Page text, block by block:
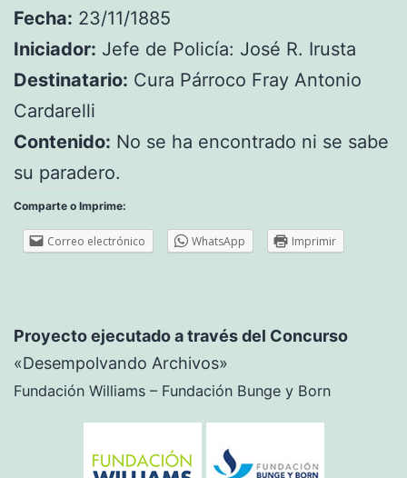
Fecha: 23/11/1885
Iniciador: Jefe de Policía: José R. Irusta
Destinatario: Cura Párroco Fray Antonio
Cardarelli
Contenido: No se ha encontrado ni se sabe
su paradero.
Comparte o Imprime:
Correo electrónico WhatsApp Imprimir
Proyecto ejecutado a través del Concurso
«Desempolvando Archivos»
Fundación Williams – Fundación Bunge y Born